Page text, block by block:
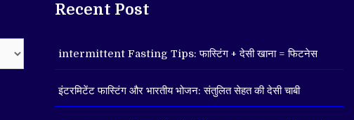
Recent Post
intermittent Fasting Tips: फास्टिंग + देसी खाना = फिटनेस
इंटरमिटेंट फास्टिंग और भारतीय भोजन: संतुलित सेहत की देसी चाबी